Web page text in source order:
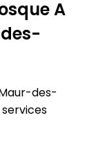
A
des-